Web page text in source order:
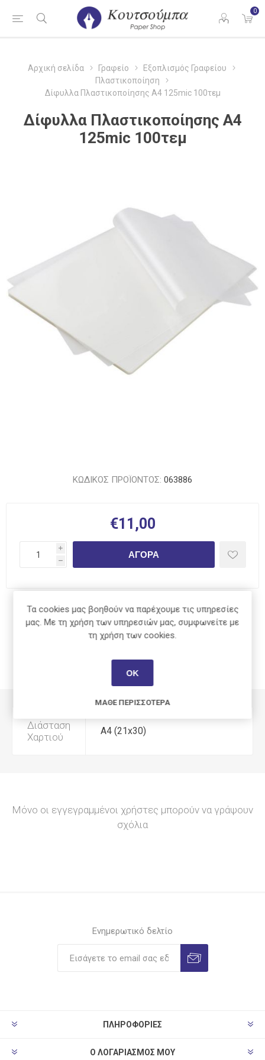
0
Αρχική σελίδα Γραφείο
Εξοπλισμός Γραφείου
Πλαστικοποίηση
Δίφυλλα Πλαστικοποίησης Α4 125mic 100τεμ
Δίφυλλα Πλαστικοποίησης Α4
125mic 100τεμ
ΚΩΔΙΚΟΣ ΠΡΟΪΟΝΤΟΣ: 063886
€11,00
i
h
ΑΓΟΡΆ
Κοινοποίηση:
ΧΑΡΑΚΤΗΡΙΣΤΙΚΆ
Διάσταση
Χαρτιού
Α4 (21x30)
Μόνο οι εγγεγραμμένοι χρήστες μπορούν να γράψουν
σχόλια
Ενημερωτικό δελτίο
ΠΛΗΡΟΦΟΡΊΕΣ
Ο ΛΟΓΑΡΙΑΣΜΌΣ ΜΟΥ
Τα cookies μας βοηθούν να παρέχουμε τις υπηρεσίες
μας. Με τη χρήση των υπηρεσιών μας, συμφωνείτε με
τη χρήση των cookies.
ΟΚ
ΜΆΘΕ ΠΕΡΙΣΣΌΤΕΡΑ